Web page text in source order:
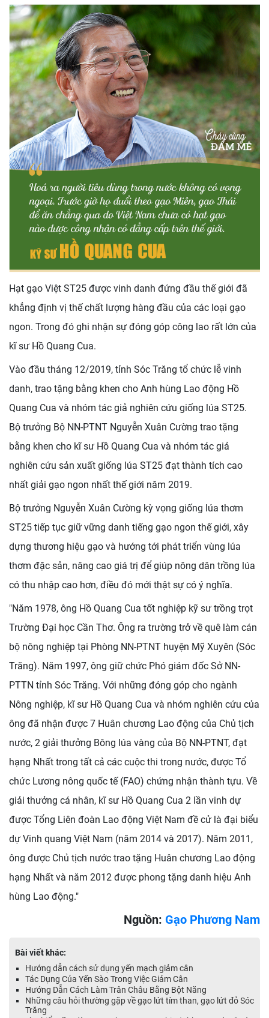
Hạt gạo Việt ST25 được vinh danh đứng đầu thế giới đã
khẳng định vị thế chất lượng hàng đầu của các loại gạo
ngon. Trong đó ghi nhận sự đóng góp công lao rất lớn của
kĩ sư Hồ Quang Cua.
Vào đầu tháng 12/2019, tỉnh Sóc Trăng tổ chức lễ vinh
danh, trao tặng bằng khen cho Anh hùng Lao động Hồ
Quang Cua và nhóm tác giả nghiên cứu giống lúa ST25.
Bộ trưởng Bộ NN-PTNT Nguyễn Xuân Cường trao tặng
bằng khen cho kĩ sư Hồ Quang Cua và nhóm tác giả
nghiên cứu sản xuất giống lúa ST25 đạt thành tích cao
nhất giải gạo ngon nhất thế giới năm 2019.
Bộ trưởng Nguyễn Xuân Cường kỳ vọng giống lúa thơm
ST25 tiếp tục giữ vững danh tiếng gạo ngon thế giới, xây
dựng thương hiệu gạo và hướng tới phát triển vùng lúa
thơm đặc sản, nâng cao giá trị để giúp nông dân trồng lúa
có thu nhập cao hơn, điều đó mới thật sự có ý nghĩa.
"Năm 1978, ông Hồ Quang Cua tốt nghiệp kỹ sư trồng trọt
Trường Đại học Cần Thơ. Ông ra trường trở về quê làm cán
bộ nông nghiệp tại Phòng NN-PTNT huyện Mỹ Xuyên (Sóc
Trăng). Năm 1997, ông giữ chức Phó giám đốc Sở NN-
PTTN tỉnh Sóc Trăng. Với những đóng góp cho ngành
Nông nghiệp, kĩ sư Hồ Quang Cua và nhóm nghiên cứu của
ông đã nhận được 7 Huân chương Lao động của Chủ tịch
nước, 2 giải thưởng Bông lúa vàng của Bộ NN-PTNT, đạt
hạng Nhất trong tất cả các cuộc thi trong nước, được Tổ
chức Lương nông quốc tế (FAO) chứng nhận thành tựu. Về
giải thưởng cá nhân, kĩ sư Hồ Quang Cua 2 lần vinh dự
được Tổng Liên đoàn Lao động Việt Nam đề cử là đại biểu
dự Vinh quang Việt Nam (năm 2014 và 2017). Năm 2011,
ông được Chủ tịch nước trao tặng Huân chương Lao động
hạng Nhất và năm 2012 được phong tặng danh hiệu Anh
hùng Lao động."
Nguồn: Gạo Phương Nam
Bài viết khác:
Hướng dẫn cách sử dụng yến mạch giảm cân
Tác Dụng Của Yến Sào Trong Việc Giảm Cân
Hướng Dẫn Cách Làm Trân Châu Bằng Bột Năng
Những câu hỏi thường gặp về gạo lứt tím than, gạo lứt đỏ Sóc
Trăng